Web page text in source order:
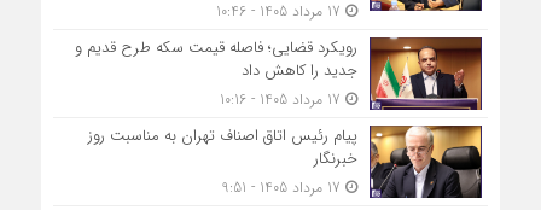
رویکرد قضایی؛ فاصله قیمت سکه طرح قدیم و
جدید را کاهش داد
پیام رئیس اتاق اصناف تهران به مناسبت روز
خبرنگار